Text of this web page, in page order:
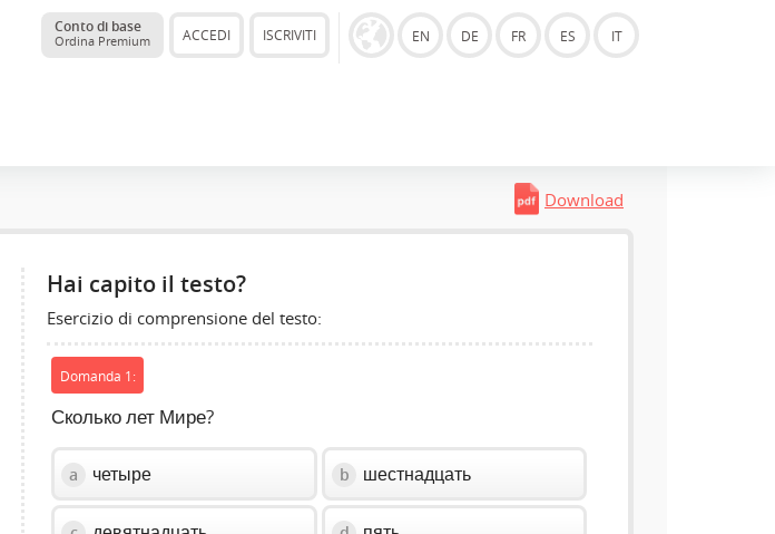
Conto di base
Ordina Premium ACCEDI ISCRIVITI EN DE FR ES IT
Download
Hai capito il testo?
Esercizio di comprensione del testo:
Domanda 1:
Сколько лет Мире?
a четыре b шестнадцать